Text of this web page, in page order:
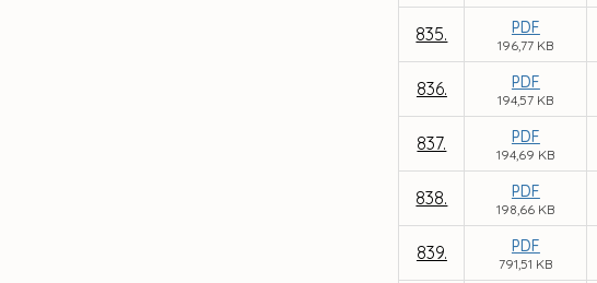
835. PDF
196,77 KB
836. PDF
194,57 KB
837. PDF
194,69 KB
838. PDF
198,66 KB
839. PDF
791,51 KB